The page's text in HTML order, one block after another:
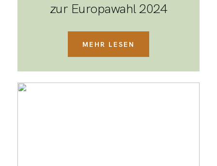
zur Europawahl 2024
MEHR LESEN